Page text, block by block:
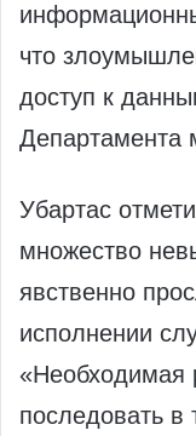
что
доступ к
Департамента
Убартас
множество
явственно
исполнении
«Необходимая
последовать в